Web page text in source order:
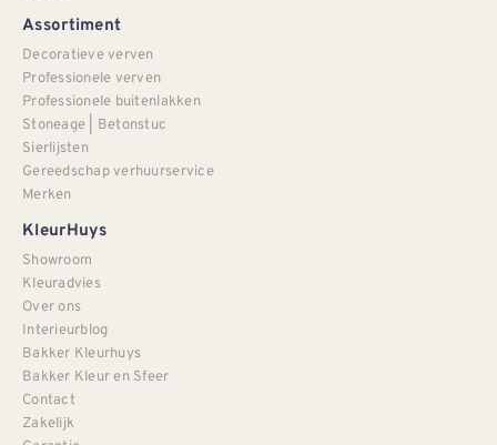
Assortiment
Decoratieve verven
Professionele verven
Professionele buitenlakken
Stoneage | Betonstuc
Sierlijsten
Gereedschap verhuurservice
Merken
KleurHuys
Showroom
Kleuradvies
Over ons
Interieurblog
Bakker Kleurhuys
Bakker Kleur en Sfeer
Contact
Zakelijk